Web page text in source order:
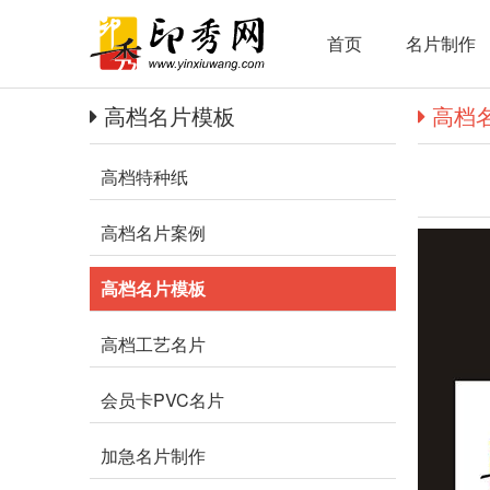
首页 名片制作
高档名片模板
高档特种纸
高档名片案例
高档名片模板
高档工艺名片
会员卡PVC名片
加急名片制作
高档